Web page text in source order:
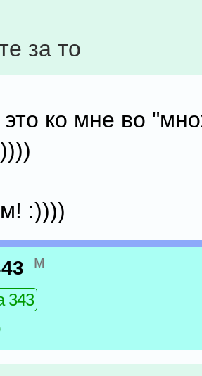
за то
ко мне во
:))))
м
343